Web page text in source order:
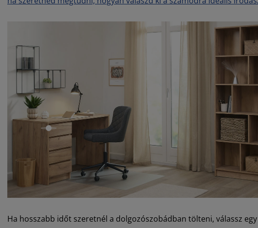
open
Ha hosszabb időt szeretnél a dolgozószobádban tölteni, válassz